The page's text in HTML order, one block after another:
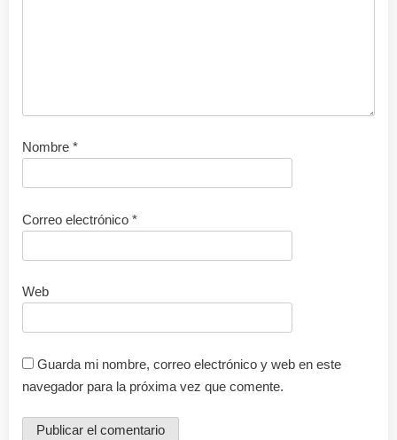
Nombre *
Correo electrónico *
Web
Guarda mi nombre, correo electrónico y web en este
navegador para la próxima vez que comente.